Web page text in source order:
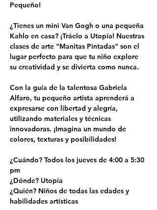
Pequeño!
¿Tienes un mini Van Gogh o una pequeña
Kahlo en casa? ¡Tráelo a Utopía! Nuestras
clases de arte "Manitas Pintadas" son el
lugar perfecto para que tu niño explore
su creatividad y se divierta como nunca.
Con la guía de la talentosa Gabriela
Alfaro, tu pequeño artista aprenderá a
expresarse con libertad y alegría,
utilizando materiales y técnicas
innovadoras. ¡Imagina un mundo de
colores, texturas y posibilidades!
¿Cuándo? Todos los jueves de 4:00 a 5:30
pm
¿Dónde? Utopía
¿Quién? Niños de todas las edades y
habilidades artísticas